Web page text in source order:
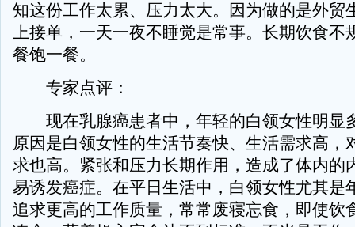
知这份工作太累、压力太大。因为做的是外贸
上接单，一天一夜不睡觉是常事。长期饮食不
餐饱一餐。
专家点评：
现在乳腺癌患者中，年轻的白领女性明显
原因是白领女性的生活节奏快、生活需求高，
求也高。紧张和压力长期作用，造成了体内的
易诱发癌症。在平日生活中，白领女性尤其是
追求更高的工作质量，常常废寝忘食，即使饮